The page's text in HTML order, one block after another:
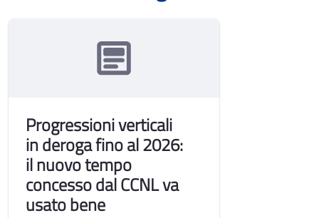
Progressioni verticali
in deroga fino al 2026:
il nuovo tempo
concesso dal CCNL va
usato bene